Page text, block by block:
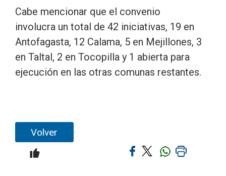
Cabe mencionar que el convenio
involucra un total de 42 iniciativas, 19 en
Antofagasta, 12 Calama, 5 en Mejillones, 3
en Taltal, 2 en Tocopilla y 1 abierta para
ejecución en las otras comunas restantes.
Volver